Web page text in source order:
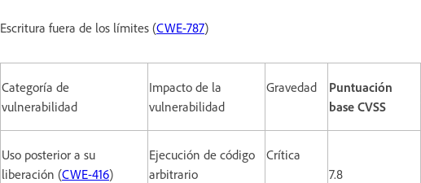
Escritura fuera de los límites (CWE-787)
Categoría de
vulnerabilidad
Impacto de la
vulnerabilidad
Gravedad
Puntuación
base CVSS
Uso posterior a su
liberación (CWE-416)
Ejecución de código
arbitrario
Crítica
7.8